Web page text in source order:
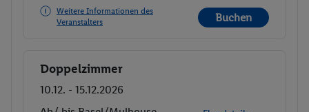
Weitere Informationen des
Veranstalters
Buchen
Buchen
Doppelzimmer
10.12. - 15.12.2026